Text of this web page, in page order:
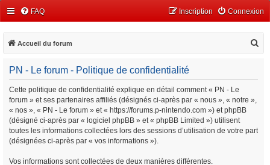
FAQ Connexion
Inscription
Accueil du forum
PN - Le forum - Politique de confidentialité
Cette politique de confidentialité explique en détail comment « PN - Le
forum » et ses partenaires affiliés (désignés ci-après par « nous », « notre »,
« nos », « PN - Le forum » et « https://forums.p-nintendo.com ») et phpBB
(désigné ci-après par « logiciel phpBB » et « phpBB Limited ») utilisent
toutes les informations collectées lors des sessions d’utilisation de votre part
(désignées ci-après par « vos informations »).
Vos informations sont collectées de deux manières différentes.